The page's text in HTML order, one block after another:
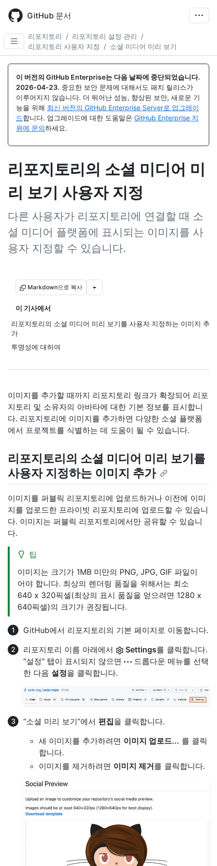
main
content
GitHub 문서
리포지토리 / 리포지토리 설정 관리
/
리포지토리 사용자 지정
/ 소셜 미디어 미리 보기
이 버전의 GitHub Enterprise는 다음 날짜에 중단되었습니다.
2026-04-23. 중요한 보안 문제에 대해서도 패치 릴리스가
이루어지지 않습니다. 더 뛰어난 성능, 향상된 보안, 새로운 기
능을 위해 최신 버전의 GitHub Enterprise Server로 업그레이
드합니다. 업그레이드에 대한 도움말은 GitHub Enterprise 지
원에 문의하세요.
리포지토리의 소셜 미디어 미
리 보기 사용자 지정
다른 사용자가 리포지토리에 연결할 때 소
셜 미디어 플랫폼에 표시되는 이미지를 사
용자 지정할 수 있습니다.
Markdown으로 복사
이 기사에서
리포지토리의 소셜 미디어 미리 보기를 사용자 지정하는 이미지 추
가
투명성에 대하여
이미지를 추가할 때까지 리포지토리 링크가 확장되어 리포
지토리 및 소유자의 아바타에 대한 기본 정보를 표시합니
다. 리포지토리에 이미지를 추가하면 다양한 소셜 플랫폼
에서 프로젝트를 식별하는 데 도움이 될 수 있습니다.
리포지토리의 소셜 미디어 미리 보기를
사용자 지정하는 이미지 추가
이미지를 퍼블릭 리포지토리에 업로드하거나 이전에 이미
지를 업로드한 프라이빗 리포지토리에 업로드할 수 있습니
다. 이미지는 퍼블릭 리포지토리에서만 공유할 수 있습니
다.
팁
이미지는 크기가 1MB 미만의 PNG, JPG, GIF 파일이
어야 합니다. 최상의 렌더링 품질을 위해서는 최소
640 x 320픽셀(최상의 표시 품질을 얻으려면 1280 x
640픽셀)의 크기가 권장됩니다.
GitHub에서 리포지토리의 기본 페이지로 이동합니다.
리포지토리 이름 아래에서
Settings를 클릭합니다.
"설정" 탭이 표시되지 않으면
드롭다운 메뉴를 선택
한 다음 설정을 클릭합니다.
“소셜 미리 보기”에서 편집을 클릭합니다.
새 이미지를 추가하려면 이미지 업로드... 를 클릭
합니다.
이미지를 제거하려면 이미지 제거를 클릭합니다.